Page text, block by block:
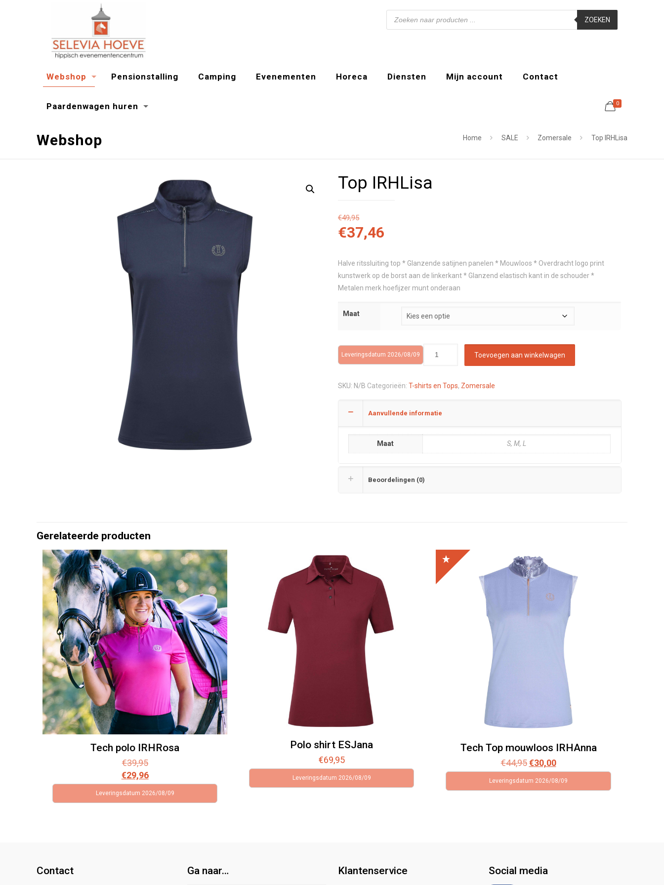
Webshop Pensionstalling Camping Evenementen Horeca Diensten Mijn account Contact
Paardenwagen huren
Producten
zoeken
ZOEKEN
0
Webshop Home SALE Zomersale Top IRHLisa
Top IRHLisa
€49,95
€37,46
Halve ritssluiting top * Glanzende satijnen panelen * Mouwloos * Overdracht logo print
kunstwerk op de borst aan de linkerkant * Glanzend elastisch kant in de schouder *
Metalen merk hoefijzer munt onderaan
Maat
Leveringsdatum 2026/08/09 Toevoegen aan winkelwagen
SKU: N/B Categorieën: T-shirts en Tops, Zomersale
Aanvullende informatie
Maat S, M, L
Beoordelingen (0)
Gerelateerde producten
Tech polo IRHRosa
€39,95
€29,96
Leveringsdatum 2026/08/09
Polo shirt ESJana
€69,95
Leveringsdatum 2026/08/09
Tech Top mouwloos IRHAnna
€44,95 Oorspronkelijke
prijs
€30,00Huidige
prijs
Leveringsdatum 2026/08/09
Contact Ga naar… Klantenservice Social media